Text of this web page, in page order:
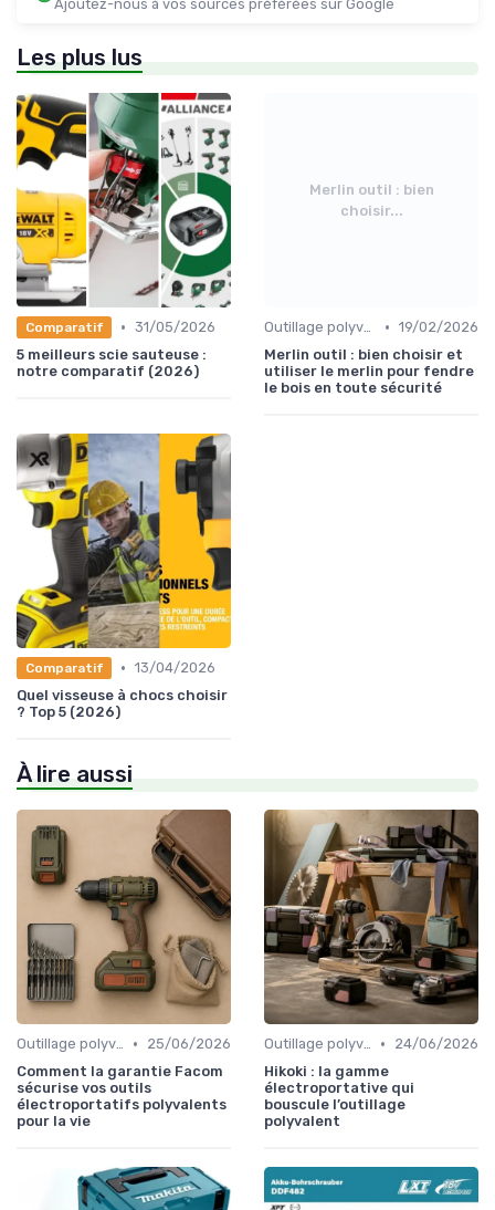
Ajoutez-nous à vos sources préférées sur Google
Les plus lus
Comparatif • 31/05/2026
5 meilleurs scie sauteuse :
notre comparatif (2026)
Merlin outil : bien
choisir...
Outillage polyvalent • 19/02/2026
Merlin outil : bien choisir et
utiliser le merlin pour fendre
le bois en toute sécurité
Comparatif • 13/04/2026
Quel visseuse à chocs choisir
? Top 5 (2026)
À lire aussi
Outillage polyvalent •
25/06/2026
Comment la garantie Facom
sécurise vos outils
électroportatifs polyvalents
pour la vie
Outillage polyvalent •
24/06/2026
Hikoki : la gamme
électroportative qui
bouscule l’outillage
polyvalent